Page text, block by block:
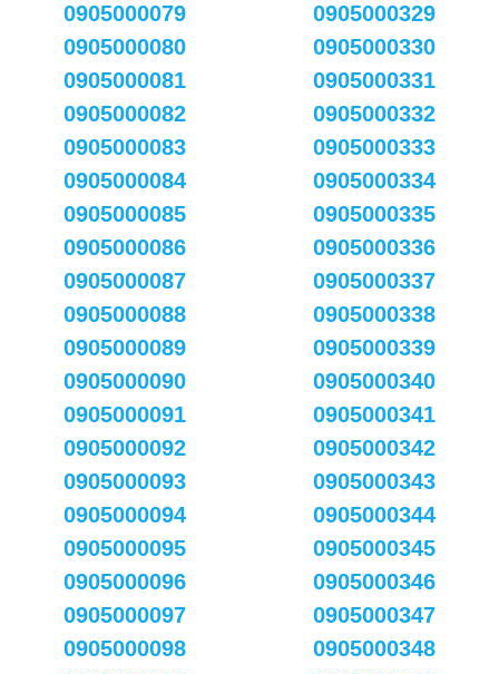
0905000079
0905000080
0905000081
0905000082
0905000083
0905000084
0905000085
0905000086
0905000087
0905000088
0905000089
0905000090
0905000091
0905000092
0905000093
0905000094
0905000095
0905000096
0905000097
0905000098
0905000329
0905000330
0905000331
0905000332
0905000333
0905000334
0905000335
0905000336
0905000337
0905000338
0905000339
0905000340
0905000341
0905000342
0905000343
0905000344
0905000345
0905000346
0905000347
0905000348